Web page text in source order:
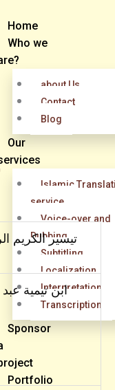
Home
Who we
about Us
Contact
Blog
Our
Islamic
service
Voice-over and
Dubbing
Subtitling
Localization
Interpretation
Transcription
Sponsor
Portfolio
تيسير الكريم
ابن تيمية